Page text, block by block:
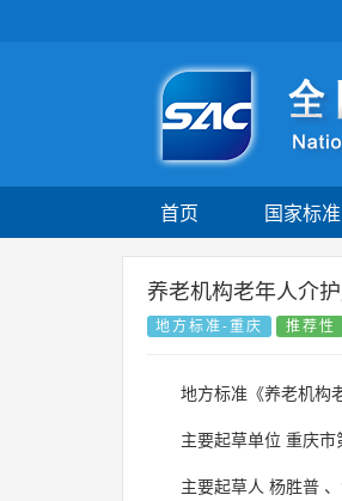
首页 国家标准
养老机构老年人介
地方标准-重庆 推荐性
地方标准《养老机构
主要起草单位 重庆市
主要起草人 杨胜普 、